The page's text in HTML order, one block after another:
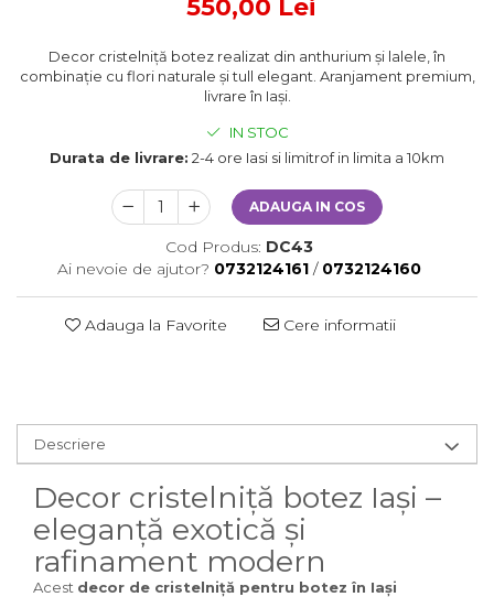
550,00 Lei
Decor cristelniță botez realizat din anthurium și lalele, în
combinație cu flori naturale și tull elegant. Aranjament premium,
livrare în Iași.
IN STOC
Durata de livrare: 2-4 ore Iasi si limitrof in limita a 10km
ADAUGA IN COS
Cod Produs: DC43
Ai nevoie de ajutor? 0732124161 / 0732124160
Adauga la Favorite Cere informatii
Descriere
Decor cristelniță botez Iași –
eleganță exotică și
rafinament modern
Acest decor de cristelniță pentru botez în Iași